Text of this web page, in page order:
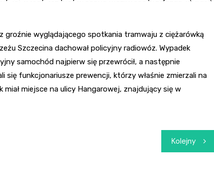
groźnie wyglądającego spotkania tramwaju z ciężarówką
Szczecina dachował policyjny radiowóz. Wypadek
samochód najpierw się przewrócił, a następnie
się funkcjonariusze prewencji, którzy właśnie zmierzali na
miejsce na ulicy Hangarowej, znajdujący się w
Kolejny